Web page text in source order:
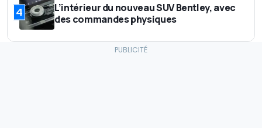
4
L’intérieur du nouveau SUV Bentley, avec
des commandes physiques